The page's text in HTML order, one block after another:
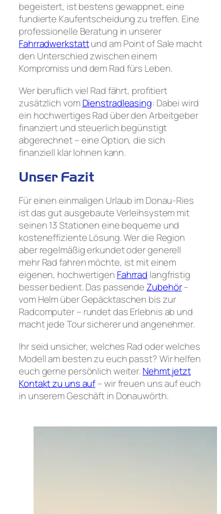
begeistert, ist bestens gewappnet, eine
fundierte Kaufentscheidung zu treffen. Eine
professionelle Beratung in unserer
Fahrradwerkstattund am Point of Sale macht
den Unterschied zwischen einem
Kompromiss und dem Rad fürs Leben.
Wer beruflich viel Rad fährt, profitiert
zusätzlich vomDienstradleasing: Dabei wird
ein hochwertiges Rad über den Arbeitgeber
finanziert und steuerlich begünstigt
abgerechnet – eine Option, die sich
finanziell klar lohnen kann.
Unser Fazit
Für einen einmaligen Urlaub im Donau-Ries
ist das gut ausgebaute Verleihsystem mit
seinen 13 Stationen eine bequeme und
kosteneffiziente Lösung. Wer die Region
aber regelmäßig erkundet oder generell
mehr Rad fahren möchte, ist mit einem
eigenen, hochwertigen Fahrrad langfristig
besser bedient. Das passende Zubehör–
vom Helm über Gepäcktaschen bis zur
Radcomputer – rundet das Erlebnis ab und
macht jede Tour sicherer und angenehmer.
Ihr seid unsicher, welches Rad oder welches
Modell am besten zu euch passt? Wir helfen
euch gerne persönlich weiter. Nehmt jetzt
Kontakt zu uns auf– wir freuen uns auf euch
in unserem Geschäft in Donauwörth.